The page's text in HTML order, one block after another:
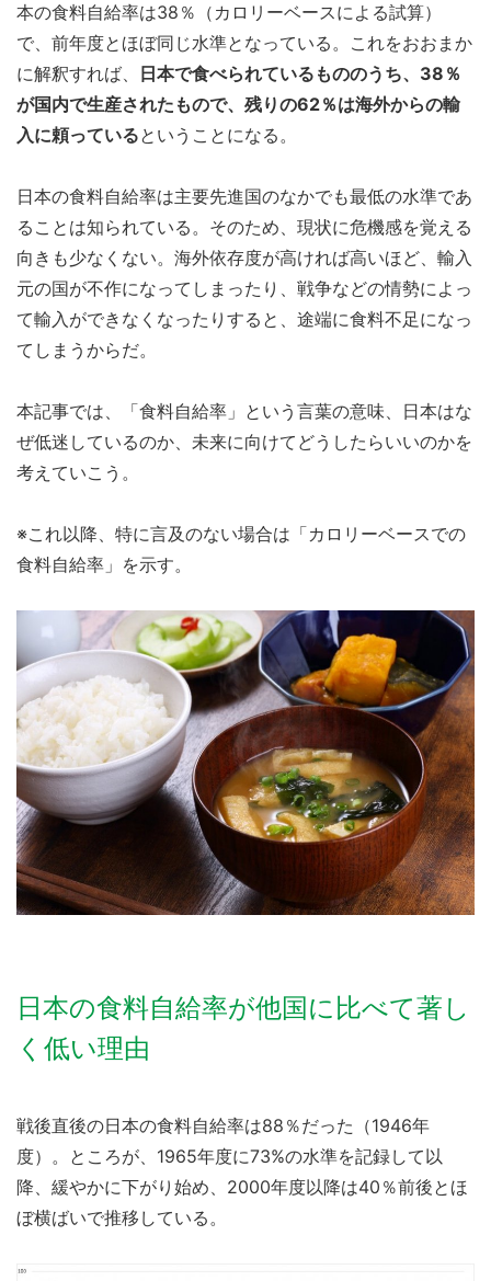
本の食料自給率は38％（カロリーベースによる試算）
で、前年度とほぼ同じ水準となっている。これをおおまか
に解釈すれば、
日本で食べられているもののうち、38％
が国内で生産されたもので、残りの62％は海外からの輸
入に頼っているということになる。
日本の食料自給率は主要先進国のなかでも最低の水準であ
ることは知られている。そのため、現状に危機感を覚える
向きも少なくない。海外依存度が高ければ高いほど、輸入
元の国が不作になってしまったり、戦争などの情勢によっ
て輸入ができなくなったりすると、途端に食料不足になっ
てしまうからだ。
本記事では、「食料自給率」という言葉の意味、日本はな
ぜ低迷しているのか、未来に向けてどうしたらいいのかを
考えていこう。
※これ以降、特に言及のない場合は「カロリーベースでの
食料自給率」を示す。
日本の食料自給率が他国に比べて著し
く低い理由
戦後直後の日本の食料自給率は88％だった（1946年
度）。ところが、1965年度に73%の水準を記録して以
降、緩やかに下がり始め、2000年度以降は40％前後とほ
ぼ横ばいで推移している。